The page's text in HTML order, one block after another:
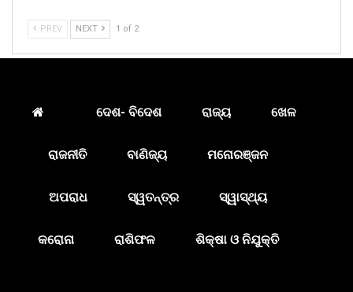
PREV NEXT 1 of 2
ଦେଶ- ବିଦେଶ ରାଜ୍ୟ ଖେଳ
ରାଜନୀତି ବାଣିଜ୍ୟ ମନୋରଞ୍ଜନ
ଅପରାଧ ସ୍ୱତନ୍ତ୍ର ସ୍ୱାସ୍ଥ୍ୟ
କରୋନା ରାଶିଫଳ ଶିକ୍ଷା ଓ ନିଯୁକ୍ତି